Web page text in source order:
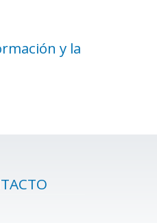
y la